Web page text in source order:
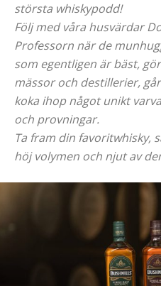
största whiskypodd!
Följ med våra husvärdar
Professorn när de
som egentligen är bäst,
mässor och destillerier,
koka ihop något unikt
och provningar.
Ta fram din favoritwhisky,
höj volymen och njut av